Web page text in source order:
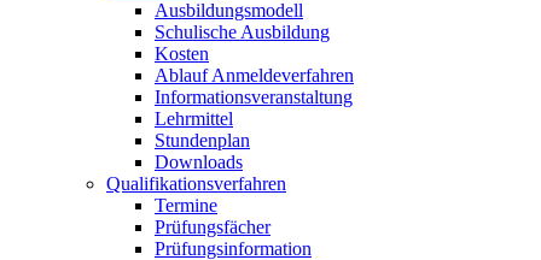
Ausbildungsmodell
Schulische Ausbildung
Kosten
Ablauf Anmeldeverfahren
Informationsveranstaltung
Lehrmittel
Stundenplan
Downloads
Qualifikationsverfahren
Termine
Prüfungsfächer
Prüfungsinformation